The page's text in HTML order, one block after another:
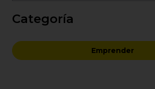
Categoría
Emprender